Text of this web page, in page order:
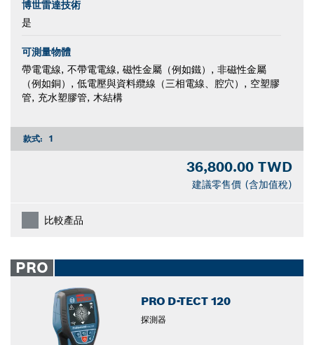
博世雷達技術
是
可測量物體
帶電電線, 不帶電電線, 磁性金屬（例如鐵）, 非磁性金屬
（例如銅）, 低電壓與資料纜線（三相電線、腔穴）, 空塑膠
管, 充水塑膠管, 木結構
款式: 1
36,800.00 TWD
建議零售價 (含加值稅)
比較產品
PRO
PRO D-TECT 120
探測器